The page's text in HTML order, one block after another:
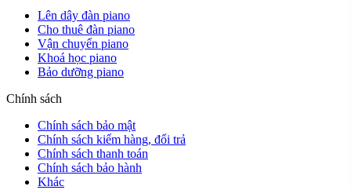
Lên dây đàn piano
Cho thuê đàn piano
Vận chuyển piano
Khoá học piano
Bảo dưỡng piano
Chính sách
Chính sách bảo mật
Chính sách kiểm hàng, đổi trả
Chính sách thanh toán
Chính sách bảo hành
Khác